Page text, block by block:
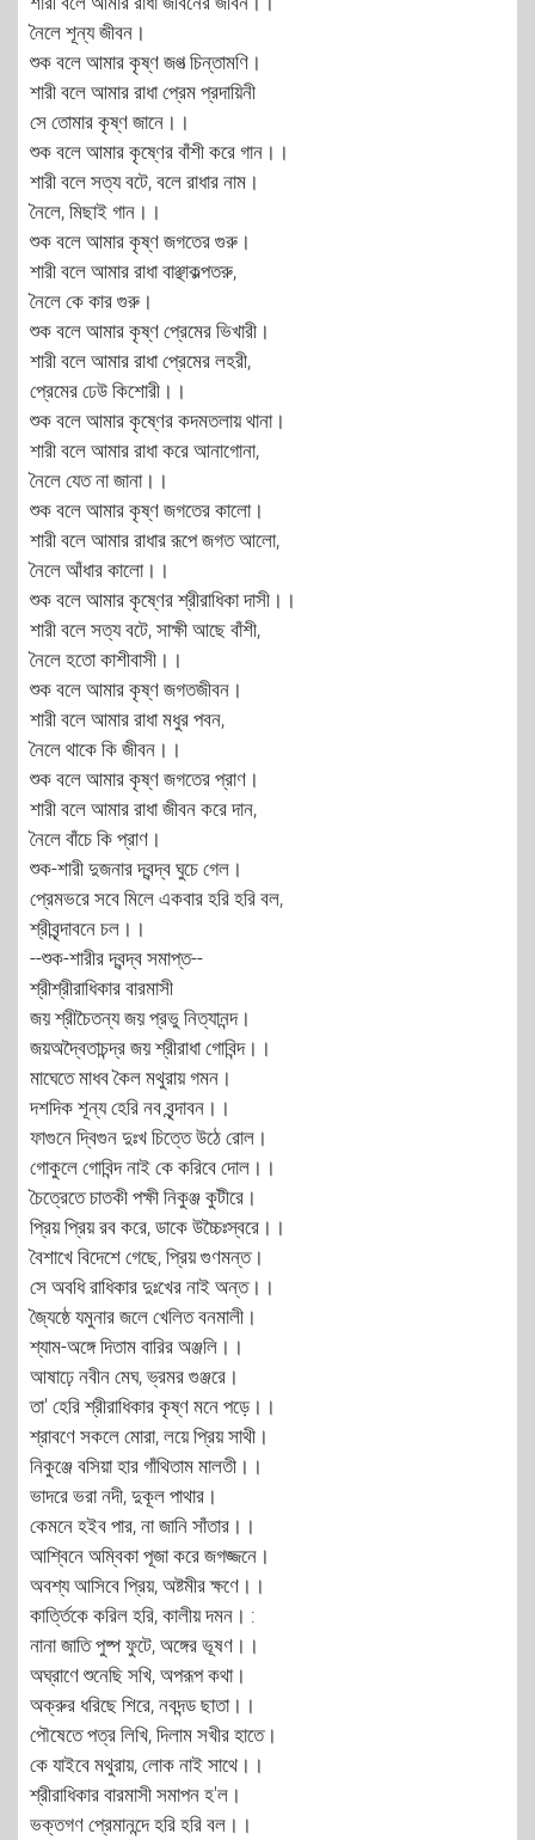
নৈলে শূন্য জীবন।
শুক বলে আমার কৃষ্ণ জগত্‍ চিন্তামণি।
শারী বলে আমার রাধা প্রেম প্রদায়িনী
সে তোমার কৃষ্ণ জানে।।
শুক বলে আমার কৃষ্ণের বাঁশী করে গান।।
শারী বলে সত্য বটে, বলে রাধার নাম।
নৈলে, মিছাই গান।।
শুক বলে আমার কৃষ্ণ জগতের গুরু।
শারী বলে আমার রাধা বাঞ্ছাকল্পতরু,
নৈলে কে কার গুরু।
শুক বলে আমার কৃষ্ণ প্রেমের ভিখারী।
শারী বলে আমার রাধা প্রেমের লহরী,
প্রেমের ঢেউ কিশোরী।।
শুক বলে আমার কৃষ্ণের কদমতলায় থানা।
শারী বলে আমার রাধা করে আনাগোনা,
নৈলে যেত না জানা।।
শুক বলে আমার কৃষ্ণ জগতের কালো।
শারী বলে আমার রাধার রূপে জগত আলো,
নৈলে আঁধার কালো।।
শুক বলে আমার কৃষ্ণের শ্রীরাধিকা দাসী।।
শারী বলে সত্য বটে, সাক্ষী আছে বাঁশী,
নৈলে হতো কাশীবাসী।।
শুক বলে আমার কৃষ্ণ জগতজীবন।
শারী বলে আমার রাধা মধুর পবন,
নৈলে থাকে কি জীবন।।
শুক বলে আমার কৃষ্ণ জগতের প্রাণ।
শারী বলে আমার রাধা জীবন করে দান,
নৈলে বাঁচে কি প্রাণ।
শুক-শারী দুজনার দ্বন্দ্ব ঘুচে গেল।
প্রেমভরে সবে মিলে একবার হরি হরি বল,
শ্রীবৃন্দাবনে চল।।
--শুক-শারীর দ্বন্দ্ব সমাপ্ত--
শ্রীশ্রীরাধিকার বারমাসী
জয় শ্রীচৈতন্য জয় প্রভু নিত্যানন্দ।
জয়অদ্বৈতাচন্দ্র জয় শ্রীরাধা গোবিন্দ।।
মাঘেতে মাধব কৈল মথুরায় গমন।
দশদিক শূন্য হেরি নব বৃন্দাবন।।
ফাগুনে দ্বিগুন দুঃখ চিত্তে উঠে রোল।
গোকুলে গোবিন্দ নাই কে করিবে দোল।।
চৈত্রেতে চাতকী পক্ষী নিকুঞ্জ কুটীরে।
প্রিয় প্রিয় রব করে, ডাকে উচ্চৈঃস্বরে।।
বৈশাখে বিদেশে গেছে, প্রিয় গুণমন্ত।
সে অবধি রাধিকার দুঃখের নাই অন্ত।।
জ্যৈষ্ঠে যমুনার জলে খেলিত বনমালী।
শ্যাম-অঙ্গে দিতাম বারির অঞ্জলি।।
আষাঢ়ে নবীন মেঘ, ভ্রমর গুঞ্জরে।
তা' হেরি শ্রীরাধিকার কৃষ্ণ মনে পড়ে।।
শ্রাবণে সকলে মোরা, লয়ে প্রিয় সাথী।
নিকুঞ্জে বসিয়া হার গাঁথিতাম মালতী।।
ভাদরে ভরা নদী, দুকূল পাথার।
কেমনে হইব পার, না জানি সাঁতার।।
আশ্বিনে অম্বিকা পূজা করে জগজ্জনে।
অবশ্য আসিবে প্রিয়, অষ্টমীর ক্ষণে।।
কার্ত্তিকে করিল হরি, কালীয় দমন। :
নানা জাতি পুষ্প ফুটে, অঙ্গের ভূষণ।।
অঘ্রাণে শুনেছি সখি, অপরূপ কথা।
অক্রুর ধরিছে শিরে, নবদন্ড ছাতা।।
পৌষেতে পত্র লিখি, দিলাম সখীর হাতে।
কে যাইবে মথুরায়, লোক নাই সাথে।।
শ্রীরাধিকার বারমাসী সমাপন হ'ল।
ভক্তগণ প্রেমানন্দে হরি হরি বল।।